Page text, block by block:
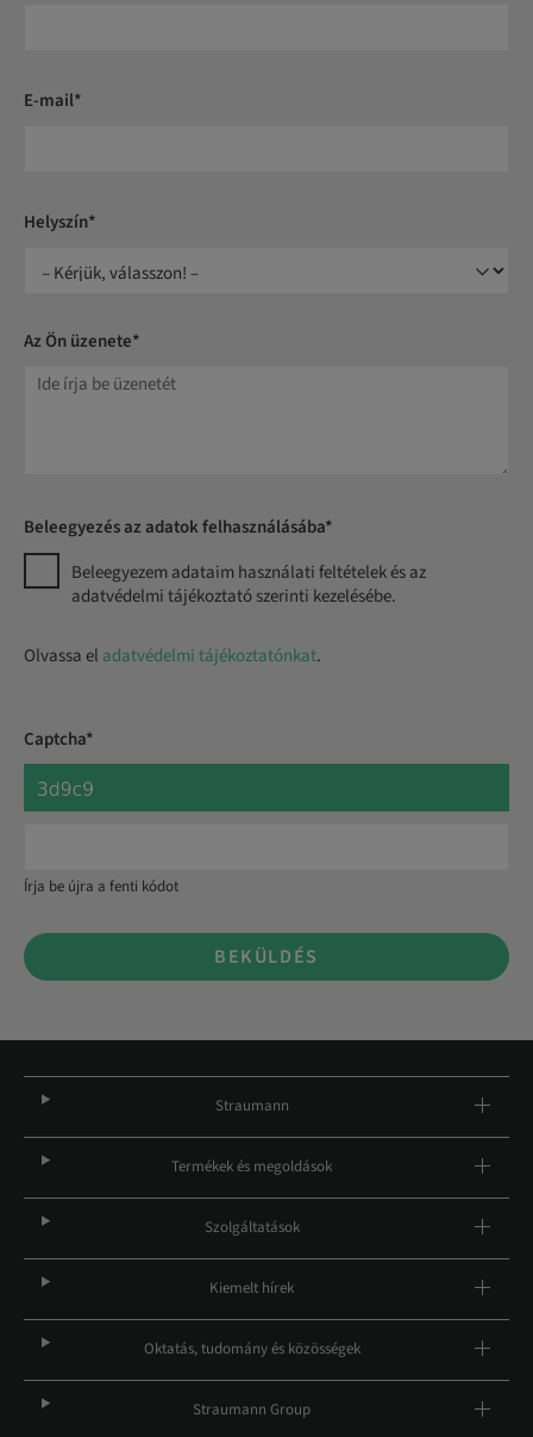
E-mail*
Helyszín*
Az Ön üzenete*
Beleegyezés az adatok felhasználásába*
Beleegyezem adataim használati feltételek és az
adatvédelmi tájékoztató szerinti kezelésébe.
Olvassa el adatvédelmi tájékoztatónkat.
Captcha*
Írja be újra a fenti kódot
BEKÜLDÉS
Straumann
Termékek és megoldások
Szolgáltatások
Kiemelt hírek
Oktatás, tudomány és közösségek
Straumann Group